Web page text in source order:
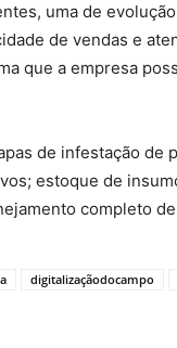
uma de
de vendas e
que a empresa
de infestação
estoque de
completo
digitalizaçãodocampo